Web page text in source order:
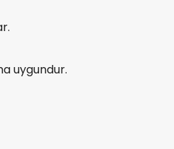
uygundur.